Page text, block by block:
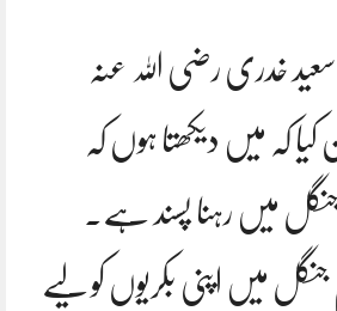
خدری رضی اللہ عنہ
کہ میں دیکھتا ہوں کہ
میں رہنا پسند ہے۔
میں اپنی بکریوں کو لیے